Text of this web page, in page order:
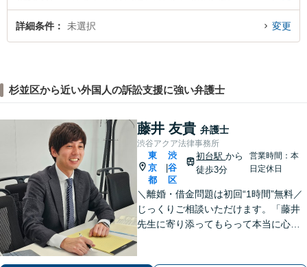
詳細条件 未選択 変更
杉並区から近い外国人の訴訟支援に強い弁護士
藤井 友貴 弁護士
渋谷アクア法律事務所
東
京
都
渋
谷
区
初台駅から
徒歩3分
営業時間：本
日定休日
＼離婚・借金問題は初回“1時間”無料／
じっくりご相談いただけます。「藤井
先生に寄り添ってもらって本当に心強